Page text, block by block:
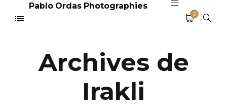
Pablo Ordas Photographies
0
Archives de
Irakli